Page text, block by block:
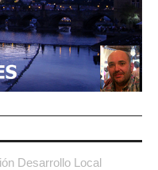
Desarrollo Local